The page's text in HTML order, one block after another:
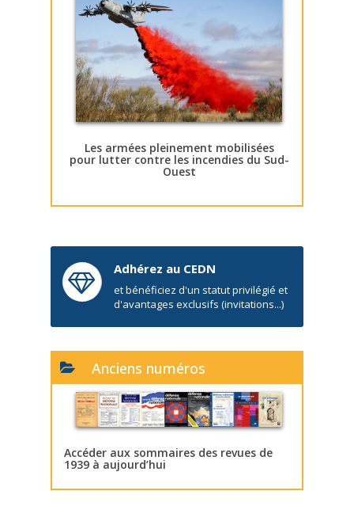
Les armées pleinement mobilisées
pour lutter contre les incendies du Sud-
Ouest
Adhérez au CEDN
et bénéficiez d'un statut privilégié et
d'avantages exclusifs (invitations...)
Anciens numéros
Accéder aux sommaires des revues de
1939 à aujourd’hui